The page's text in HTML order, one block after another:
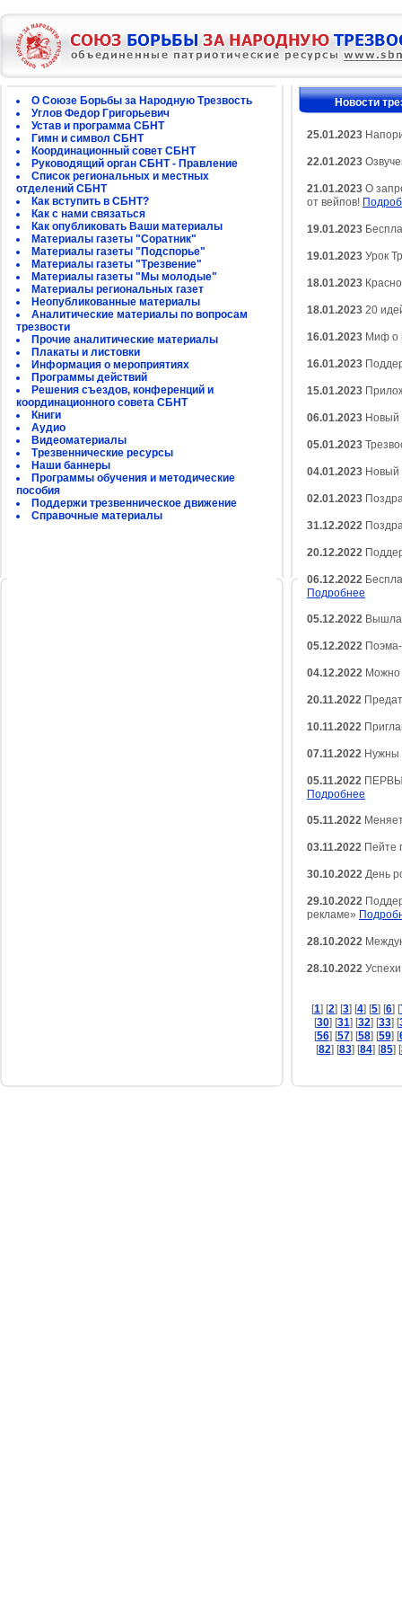
О Союзе Борьбы за Народную Трезвость
Углов Федор Григорьевич
Устав и программа СБНТ
Гимн и символ СБНТ
Координационный совет СБНТ
Руководящий орган СБНТ - Правление
Список региональных и местных
отделений СБНТ
Как вступить в СБНТ?
Как с нами связаться
Как опубликовать Ваши материалы
Материалы газеты "Соратник"
Материалы газеты "Подспорье"
Материалы газеты "Трезвение"
Материалы газеты "Мы молодые"
Материалы региональных газет
Неопубликованные материалы
Аналитические материалы по вопросам
трезвости
Прочие аналитические материалы
Плакаты и листовки
Информация о мероприятиях
Программы действий
Решения съездов, конференций и
координационного совета СБНТ
Книги
Аудио
Видеоматериалы
Трезвеннические ресурсы
Наши баннеры
Программы обучения и методические
пособия
Поддержи трезвенническое движение
Справочные материалы
Новости
25.01.2023
22.01.2023
21.01.2023 О
от вейпов!
19.01.2023
19.01.2023 Урок
18.01.2023
18.01.2023 20
16.01.2023 Миф о
16.01.2023
15.01.2023
06.01.2023
05.01.2023
04.01.2023
02.01.2023
31.12.2022
20.12.2022
06.12.2022
Подробнее
05.12.2022 Вышла
05.12.2022
04.12.2022 Можно
20.11.2022
10.11.2022
07.11.2022
05.11.2022
Подробнее
05.11.2022
03.11.2022 Пейте
30.10.2022 День
29.10.2022
рекламе»
28.10.2022
28.10.2022
[1] [2] [3] [4] [5] [6] [
[30] [31] [32] [33] [
[56] [57] [58] [59] [
[82] [83] [84] [85] [